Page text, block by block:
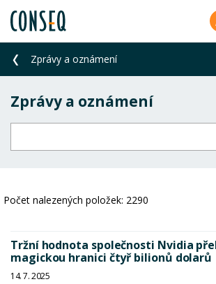
Zprávy a oznámení
Zprávy a oznámení
Počet nalezených položek: 2290
Tržní hodnota společnosti Nvidia
magickou hranici čtyř bilionů dolarů
14. 7. 2025